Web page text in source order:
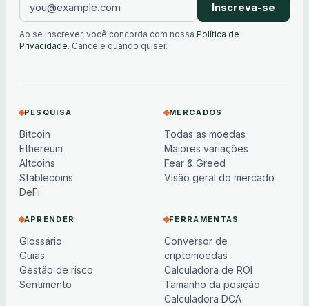
Inscreva-se
Ao se inscrever, você concorda com nossa Política de
Privacidade. Cancele quando quiser.
PESQUISA
Bitcoin
Ethereum
Altcoins
Stablecoins
DeFi
MERCADOS
Todas as moedas
Maiores variações
Fear & Greed
Visão geral do mercado
APRENDER
Glossário
Guias
Gestão de risco
Sentimento
FERRAMENTAS
Conversor de
criptomoedas
Calculadora de ROI
Tamanho da posição
Calculadora DCA